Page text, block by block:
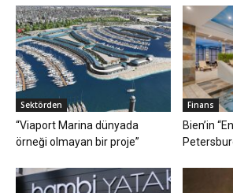
Sektörden
“Viaport Marina dünyada
örneği olmayan bir proje”
Finans
Bien’in